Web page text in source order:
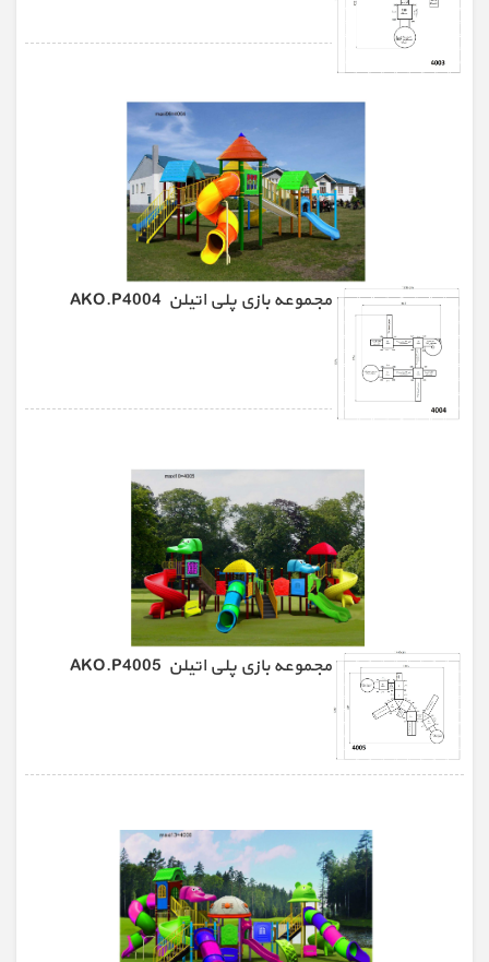
مجموعه بازی پلی اتیلن AKO.P4004
مجموعه بازی پلی اتیلن AKO.P4005